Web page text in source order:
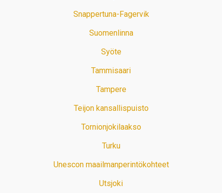
Snappertuna-Fagervik
Suomenlinna
Syöte
Tammisaari
Tampere
Teijon kansallispuisto
Tornionjokilaakso
Turku
Unescon maailmanperintökohteet
Utsjoki